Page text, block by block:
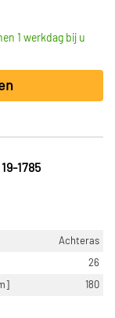
1 werkdag bij u
1785
Achteras
26
180